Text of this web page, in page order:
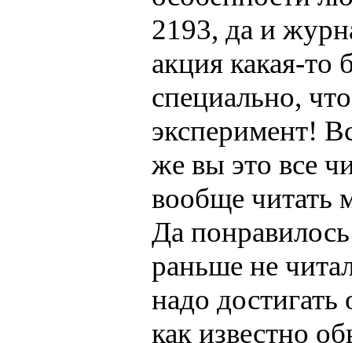
2193, да и
акция какая-то
специально,
эксперимент!
же вы это все
вообще читать
Да
раньше не
надо достигать
как известно